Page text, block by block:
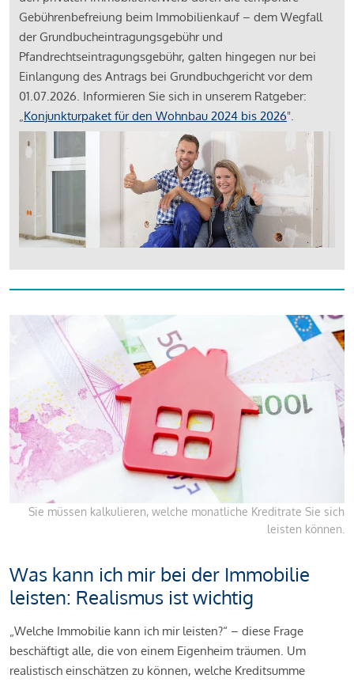
Gebührenbefreiung beim Immobilienkauf – dem Wegfall
der Grundbucheintragungsgebühr und
Pfandrechtseintragungsgebühr, galten hingegen nur bei
Einlangung des Antrags bei Grundbuchgericht vor dem
01.07.2026. Informieren Sie sich in unserem Ratgeber:
„Konjunkturpaket für den Wohnbau 2024 bis 2026".
Sie müssen kalkulieren, welche monatliche Kreditrate Sie sich
leisten können.
Was kann ich mir bei der Immobilie
leisten: Realismus ist wichtig
„Welche Immobilie kann ich mir leisten?“ – diese Frage
beschäftigt alle, die von einem Eigenheim träumen. Um
realistisch einschätzen zu können, welche Kreditsumme